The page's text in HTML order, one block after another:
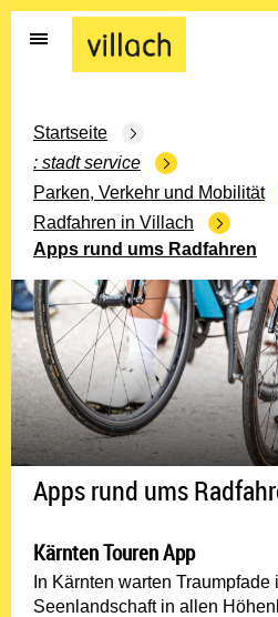
Gehe zur Startseite
Startseite
stadt service
Parken, Verkehr und Mobilität
Radfahren in Villach
Apps rund ums Radfahren
Apps rund ums
Kärnten Touren App
In Kärnten warten
Seenlandschaft in allen